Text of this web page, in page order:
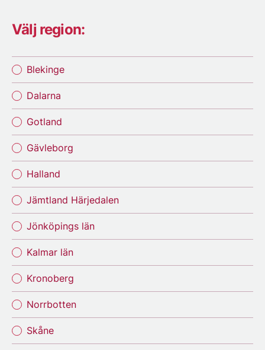
Välj region:
Blekinge
Dalarna
Gotland
Gävleborg
Halland
Jämtland Härjedalen
Jönköpings län
Kalmar län
Kronoberg
Norrbotten
Skåne